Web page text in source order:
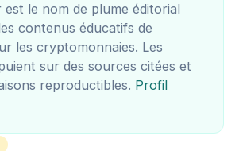
le nom de plume éditorial
contenus éducatifs de
les cryptomonnaies. Les
sur des sources citées et
reproductibles. Profil